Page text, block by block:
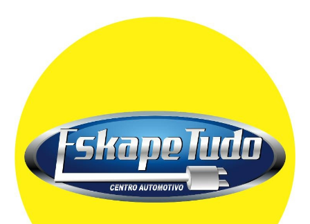
Skip to main content Skip to navigation